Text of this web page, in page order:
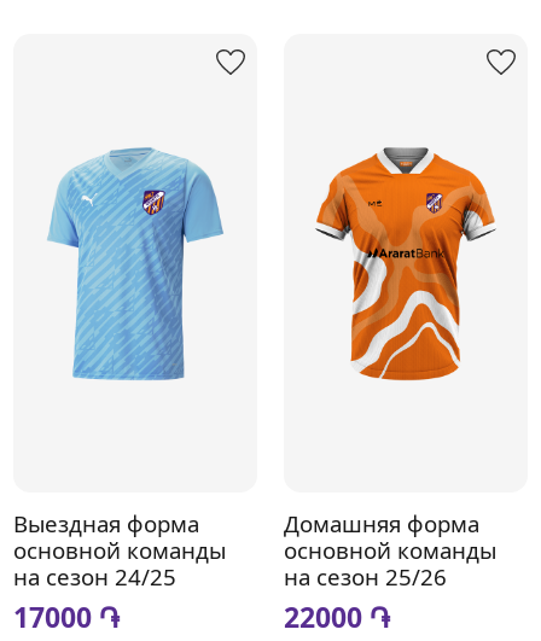
Выездная форма
основной команды
на сезон 24/25
17000 ֏
Домашняя форма
основной команды
на сезон 25/26
22000 ֏